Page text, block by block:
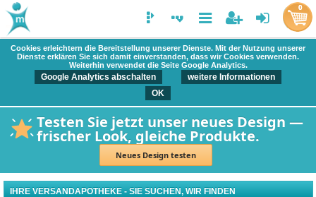
Cookies erleichtern die Bereitstellung unserer Dienste. Mit der Nutzung unserer
Dienste erklären Sie sich damit einverstanden, dass wir Cookies verwenden.
Weiterhin verwendet die Seite Google Analytics.
Google Analytics abschalten
weitere Informationen
OK
Testen Sie jetzt unser neues Design —
frischer Look, gleiche Produkte.
Neues Design testen
0
IHRE VERSANDAPOTHEKE - SIE SUCHEN, WIR FINDEN